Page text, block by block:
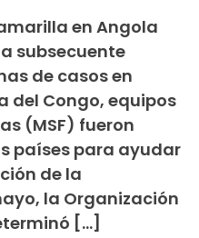
en Angola
subsecuente
de casos en
del Congo, equipos
(MSF) fueron
países para ayudar
de la
la Organización
[…]